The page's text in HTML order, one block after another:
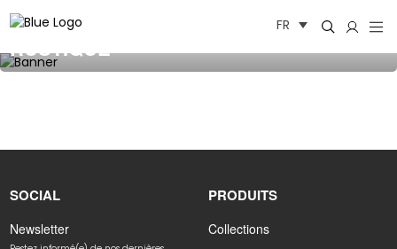
au
FR
RUSTIQUE
SOCIAL
Newsletter
PRODUITS
Collections